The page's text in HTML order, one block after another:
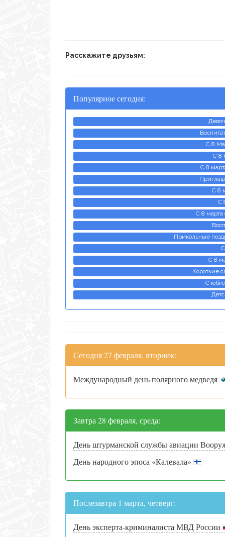
Расскажите друзьям:
Популярное сегодня:
С 8
С 8
С 8
С 8
С
С 8 марта
Прикольные
С 8
Короткие
С
Сегодня 27 февраля, вторник:
Международный день полярного медведя
Завтра 28 февраля, среда:
День штурманской службы авиации
День народного эпоса «Калевала»
Послезавтра 1 марта, четверг:
День эксперта-криминалиста МВД России